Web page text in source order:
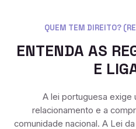
QUEM TEM DIREITO?
ENTENDA AS
E
A lei portuguesa exige
relacionamento e a
comunidade nacional. A Lei